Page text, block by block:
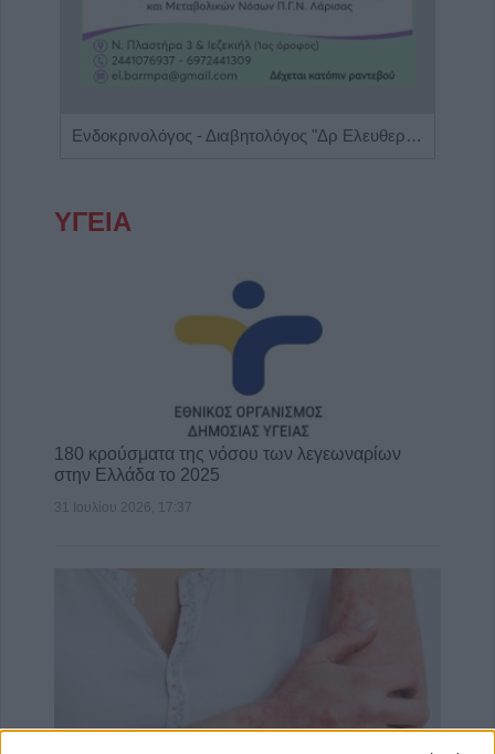
Ενδοκρινολόγος - Διαβητολόγος "Δρ Ελευθερία Γ. Μπάρμπα"
ΥΓΕΙΑ
180 κρούσματα της νόσου των λεγεωναρίων
στην Ελλάδα το 2025
31 Ιουλίου 2026, 17:37